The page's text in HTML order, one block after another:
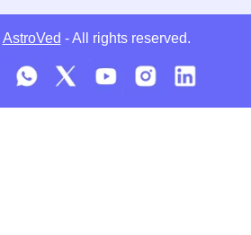
AstroVed - All rights reserved.